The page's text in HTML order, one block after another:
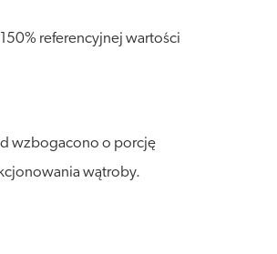
referencyjnej wartości
wzbogacono o porcję
wątroby.